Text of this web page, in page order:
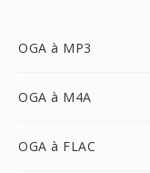
OGA à MP3
OGA à M4A
OGA à FLAC